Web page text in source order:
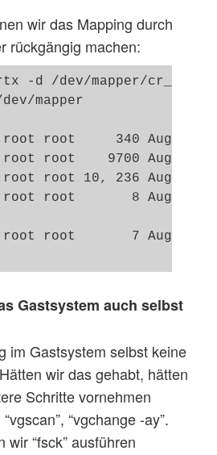
wir das Mapping durch
rückgängig machen:
-d /dev/mapper/cr_hd0
mapper
root     340 Aug  6
root root    9700 Aug  6
root 10, 236 Aug  6
root root       8 Aug  6
root root       7 Aug  6
Gastsystem auch selbst
im Gastsystem selbst keine
wir das gehabt, hätten
Schritte vornehmen
“vgchange -ay”.
wir “fsck” ausführen